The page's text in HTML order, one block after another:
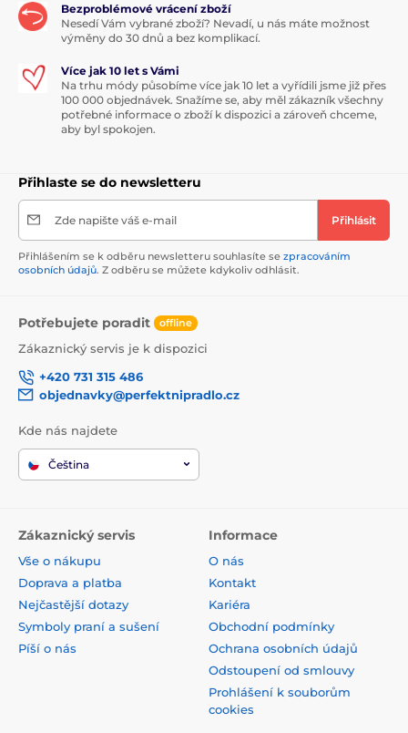
Bezproblémové vrácení zboží
Nesedí Vám vybrané zboží? Nevadí, u nás máte možnost
výměny do 30 dnů a bez komplikací.
Více jak 10 let s Vámi
Na trhu módy působíme více jak 10 let a vyřídili jsme již přes
100 000 objednávek. Snažíme se, aby měl zákazník všechny
potřebné informace o zboží k dispozici a zároveň chceme,
aby byl spokojen.
Přihlaste se do newsletteru
Zde napište váš e-mail Přihlásit
Přihlášením se k odběru newsletteru souhlasíte se zpracováním
osobních údajů. Z odběru se můžete kdykoliv odhlásit.
Potřebujete poradit offline
Zákaznický servis je k dispozici
+420 731 315 486
objednavky@perfektnipradlo.cz
Kde nás najdete
Čeština
Zákaznický servis
Vše o nákupu
Doprava a platba
Nejčastější dotazy
Symboly praní a sušení
Píší o nás
Informace
O nás
Kontakt
Kariéra
Obchodní podmínky
Ochrana osobních údajů
Odstoupení od smlouvy
Prohlášení k souborům
cookies